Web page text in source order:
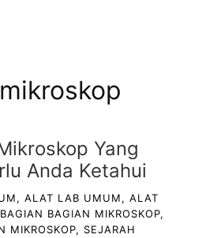
Yang
Anda Ketahui
, ALAT LAB UMUM, ALAT
BAGIAN BAGIAN MIKROSKOP,
MIKROSKOP, SEJARAH